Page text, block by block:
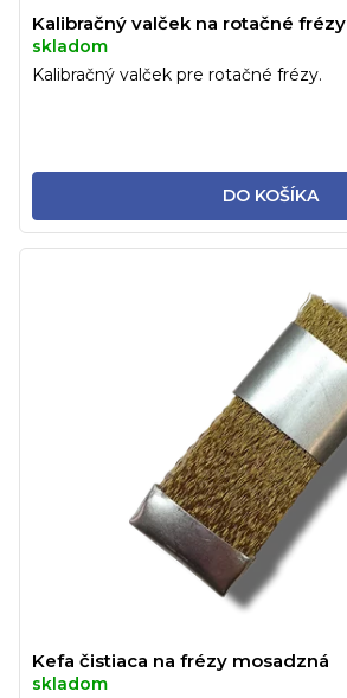
Kalibračný valček na rotačné frézy
skladom
DO KOŠÍKA
Kalibračný valček pre rotačné frézy.
Kefa čistiaca na frézy mosadzná
skladom